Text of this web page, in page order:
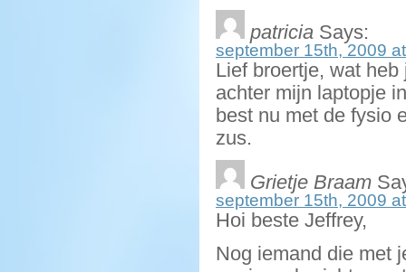
patricia Says:
september 15th, 2009
Lief broertje, wat
achter mijn laptopje
best nu met de fysio
zus.
Grietje Braam
september 15th, 2009
Hoi beste Jeffrey,
Nog iemand die met